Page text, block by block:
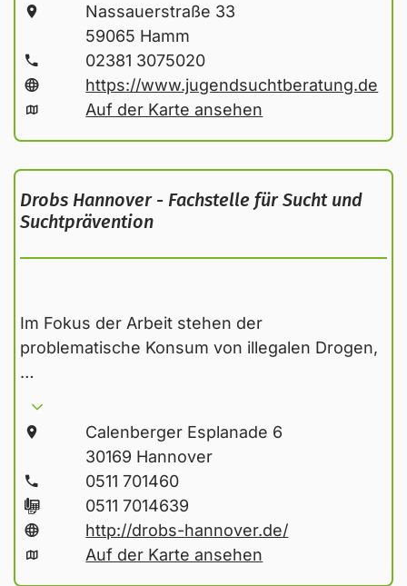
Nassauerstraße 33
59065 Hamm
02381 3075020
https://www.jugendsuchtberatung.de
Auf der Karte ansehen
Drobs Hannover - Fachstelle für Sucht und
Suchtprävention
Im Fokus der Arbeit stehen der
problematische Konsum von illegalen Drogen,
…
Calenberger Esplanade 6
30169 Hannover
0511 701460
0511 7014639
http://drobs-hannover.de/
Auf der Karte ansehen